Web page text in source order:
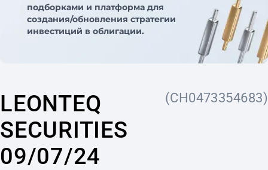
подборками и платформа для
создания/обновления стратегии
инвестиций в облигации.
LEONTEQ
SECURITIES
09/07/24
(CH0473354683)